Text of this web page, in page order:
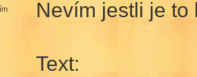
Nevím jestli je to
Text: